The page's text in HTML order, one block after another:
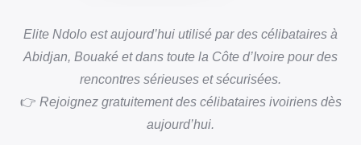
Elite Ndolo est aujourd’hui utilisé par des célibataires à
Abidjan, Bouaké et dans toute la Côte d’Ivoire pour des
rencontres sérieuses et sécurisées.
👉 Rejoignez gratuitement des célibataires ivoiriens dès
aujourd’hui.